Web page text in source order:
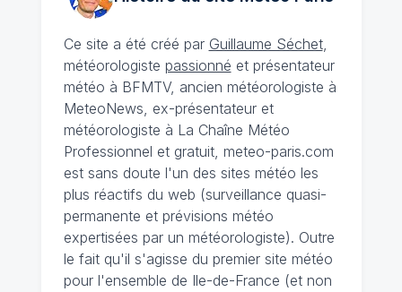
Ce site a été créé par Guillaume Séchet,
météorologiste passionné et présentateur
météo à BFMTV, ancien météorologiste à
MeteoNews, ex-présentateur et
météorologiste à La Chaîne Météo
Professionnel et gratuit, meteo-paris.com
est sans doute l'un des sites météo les
plus réactifs du web (surveillance quasi-
permanente et prévisions météo
expertisées par un météorologiste). Outre
le fait qu'il s'agisse du premier site météo
pour l'ensemble de Ile-de-France (et non